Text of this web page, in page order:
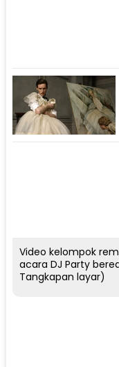
Video kelompok
acara DJ Party
Tangkapan layar)